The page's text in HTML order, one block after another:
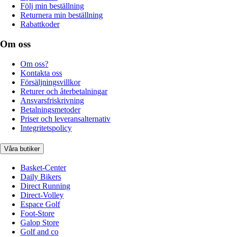
Följ min beställning
Returnera min beställning
Rabattkoder
Om oss
Om oss?
Kontakta oss
Försäljningsvillkor
Returer och återbetalningar
Ansvarsfriskrivning
Betalningsmetoder
Priser och leveransalternativ
Integritetspolicy
Våra butiker
Basket-Center
Daily Bikers
Direct Running
Direct-Volley
Espace Golf
Foot-Store
Galop Store
Golf and co